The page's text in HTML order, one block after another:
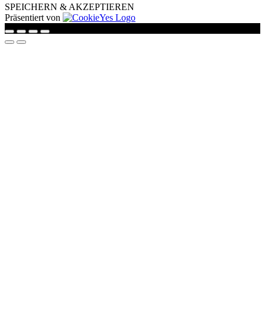
SPEICHERN & AKZEPTIEREN
Präsentiert von